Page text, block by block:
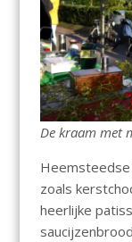
De kraam met
zoals
heerlijke